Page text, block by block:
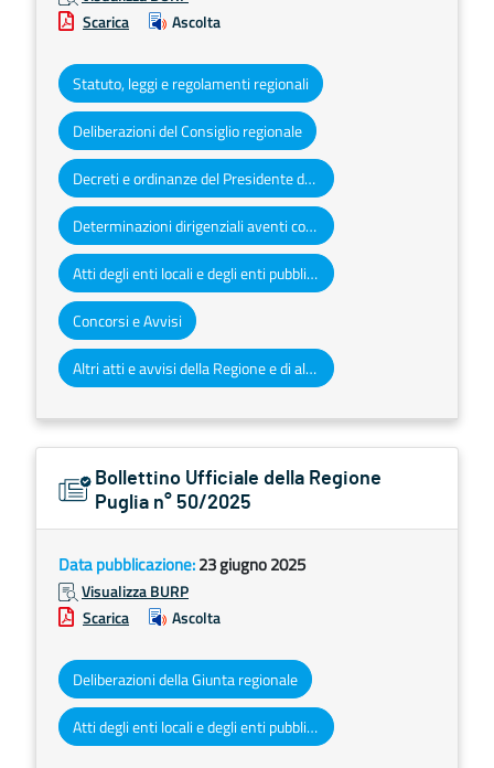
Scarica
Ascolta
Statuto, leggi e regolamenti regionali
Deliberazioni del Consiglio regionale
Decreti e ordinanze del Presidente della Giunta regionale
Determinazioni dirigenziali aventi contenuto di interesse generale
Atti degli enti locali e degli enti pubblici e privati
Concorsi e Avvisi
Altri atti e avvisi della Regione e di altri enti pubblici che interessano la collettività regionale
Bollettino Ufficiale della Regione
Puglia n° 50/2025
Data pubblicazione:23 giugno 2025
Visualizza BURP
Scarica
Ascolta
Deliberazioni della Giunta regionale
Atti degli enti locali e degli enti pubblici e privati